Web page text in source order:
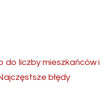
do liczby mieszkańców i
błędy